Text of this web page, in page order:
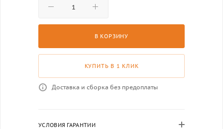
В КОРЗИНУ
КУПИТЬ В 1 КЛИК
Доставка и сборка без предоплаты
УСЛОВИЯ ГАРАНТИИ